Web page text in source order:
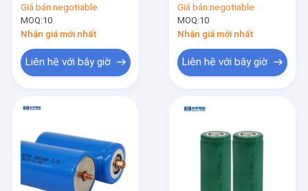
Chứng nhận ISO UL
Giá bán:negotiable
MOQ:10
Nhận giá mới nhất
Liên hệ với bây giờ
Giá bán:negotiable
MOQ:10
Nhận giá mới nhất
Liên hệ với bây giờ